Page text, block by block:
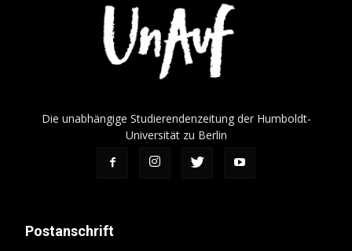
Die unabhängige Studierendenzeitung der Humboldt-
Universität zu Berlin
Postanschrift